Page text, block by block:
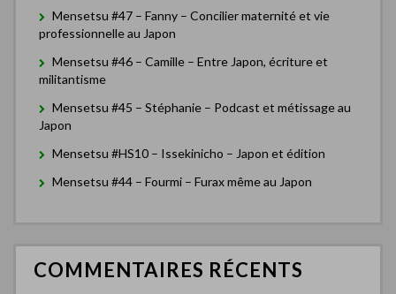
Mensetsu #47 – Fanny – Concilier maternité et vie
professionnelle au Japon
Mensetsu #46 – Camille – Entre Japon, écriture et
militantisme
Mensetsu #45 – Stéphanie – Podcast et métissage au
Japon
Mensetsu #HS10 – Issekinicho – Japon et édition
Mensetsu #44 – Fourmi – Furax même au Japon
COMMENTAIRES RÉCENTS